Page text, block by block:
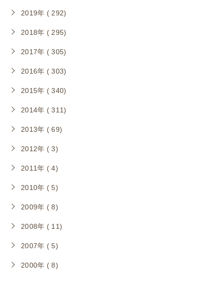
2019年 ( 292)
2018年 ( 295)
2017年 ( 305)
2016年 ( 303)
2015年 ( 340)
2014年 ( 311)
2013年 ( 69)
2012年 ( 3)
2011年 ( 4)
2010年 ( 5)
2009年 ( 8)
2008年 ( 11)
2007年 ( 5)
2000年 ( 8)